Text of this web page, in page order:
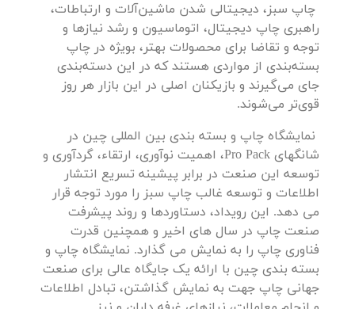
چاپ سبز، دیجیتالی شدن ماشین‌آلات و ارتباطات،
راهبری چاپ دیجیتال، اتوماسیون و رشد نیازها و
توجه و تقاضا برای محصولات بهتر، بویژه در چاپ
بسته‌بندی از مواردی هستند که در این دسته‌بندی
جای می‌گیرند و بازیکنان اصلی در این بازار هر روز
قوی‌تر می‌شوند.
نمایشگاه چاپ و بسته بندی بین المللی چین در
شانگهای Pro Pack، اهمیت نوآوری، ارتقاء، گردآوری و
توسعه این صنعت در برابر پیشینه تسریع انتشار
اطلاعات و توسعه غالب چاپ سبز را مورد توجه قرار
می دهد. این رویداد، دستاوردها و روند پیشرفت
صنعت چاپ در سال های اخیر و همچنین قدرت
فناوری چاپ را به نمایش می گذارد. نمایشگاه چاپ و
بسته بندی چین با ارائه یک جایگاه عالی برای صنعت
جهانی چاپ جهت به نمایش گذاشتن، تبادل اطلاعات